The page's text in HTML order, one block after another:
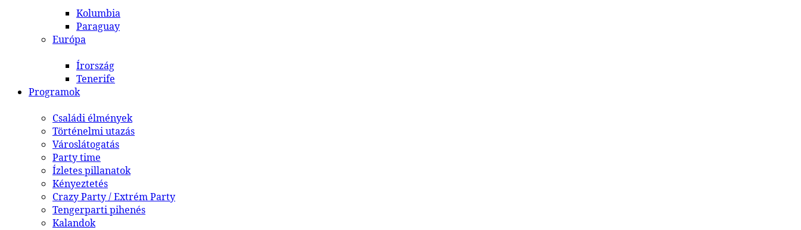
Kolumbia
Paraguay
Európa
Írország
Tenerife
Programok
Családi élmények
Történelmi utazás
Városlátogatás
Party time
Ízletes pillanatok
Kényeztetés
Crazy Party / Extrém Party
Tengerparti pihenés
Kalandok